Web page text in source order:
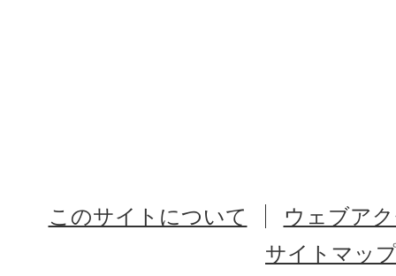
このサイトについて
ウェブア
サイトマッ